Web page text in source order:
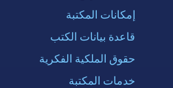
إمكانات المكتبة
قاعدة بيانات الكتب
حقوق الملكية الفكرية
خدمات المكتبة